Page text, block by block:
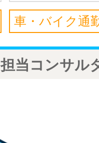
車・バイク通
担当コンサル